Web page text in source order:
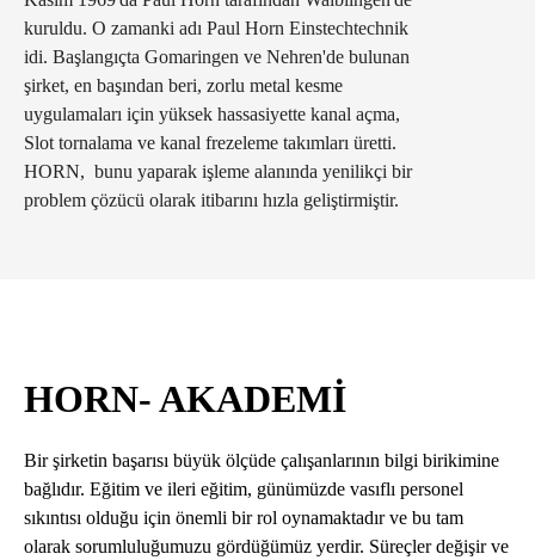
kuruldu. O zamanki adı Paul Horn Einstechtechnik
idi. Başlangıçta Gomaringen ve Nehren'de bulunan
şirket, en başından beri, zorlu metal kesme
uygulamaları için yüksek hassasiyette kanal açma,
Slot tornalama ve kanal frezeleme takımları üretti.
HORN, bunu yaparak işleme alanında yenilikçi bir
problem çözücü olarak itibarını hızla geliştirmiştir.
HORN- AKADEMI
Bir şirketin başarısı büyük ölçüde çalışanlarının bilgi birikimine
bağlıdır. Eğitim ve ileri eğitim, günümüzde vasıflı personel
sıkıntısı olduğu için önemli bir rol oynamaktadır ve bu tam
olarak sorumluluğumuzu gördüğümüz yerdir. Süreçler değişir ve